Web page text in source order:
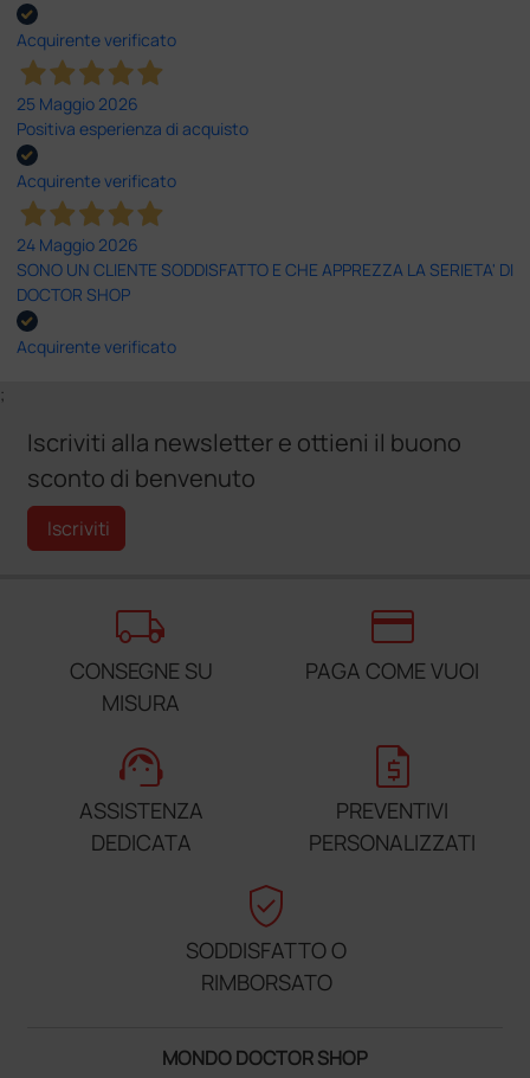
Acquirente verificato
25 Maggio 2026
Positiva esperienza di acquisto
Acquirente verificato
24 Maggio 2026
SONO UN CLIENTE SODDISFATTO E CHE APPREZZA LA SERIETA' DI
DOCTOR SHOP
Acquirente verificato
;
Iscriviti alla newsletter e ottieni il buono
sconto di benvenuto
Iscriviti
local_shipping
CONSEGNE SU
MISURA
credit_card
PAGA COME VUOI
support_agent
ASSISTENZA
DEDICATA
request_quote
PREVENTIVI
PERSONALIZZATI
verified_user
SODDISFATTO O
RIMBORSATO
MONDO DOCTOR SHOP